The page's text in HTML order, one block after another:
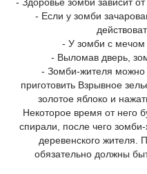
- Если у зомби
- У зомби с мечом
- Выломав дверь,
- Зомби-жителя можно
приготовить Взрывное
золотое яблоко и
Некоторое время от него
спирали, после чего
деревенского жителя.
обязательно должны